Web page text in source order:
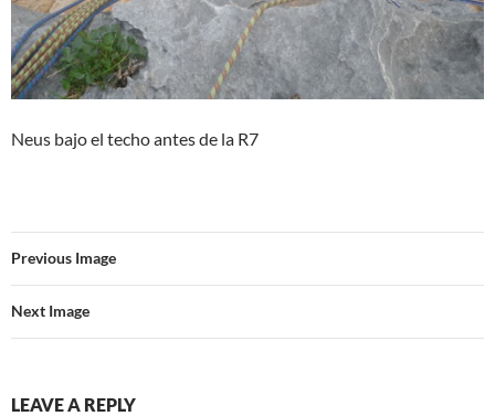
Neus bajo el techo antes de la R7
Previous Image
Next Image
LEAVE A REPLY